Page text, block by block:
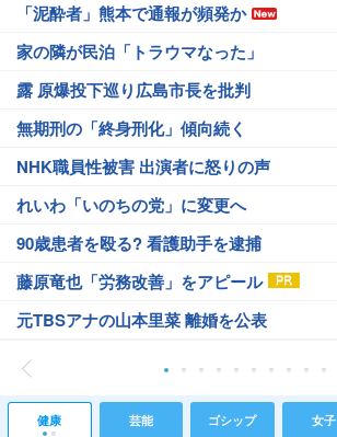
「泥酔者」熊本で通報が頻発か
家の隣が民泊「トラウマなった」
露 原爆投下巡り広島市長を批判
無期刑の「終身刑化」傾向続く
NHK職員性被害 出演者に怒りの声
れいわ「いのちの党」に変更へ
90歳患者を殴る? 看護助手を逮捕
藤原竜也「労務改善」をアピール
元TBSアナの山本里菜 離婚を公表
健康 芸能 ゴシップ 女子